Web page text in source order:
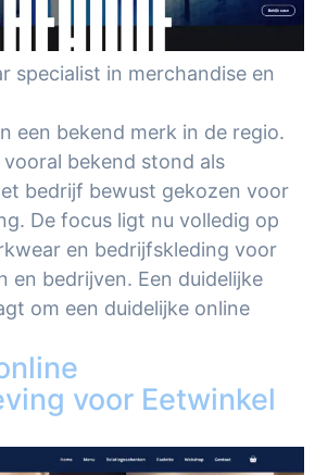
specialist in merchandise en
een bekend merk in de regio.
bekend stond als
bedrijf bewust gekozen voor
De focus ligt nu volledig op
en bedrijfskleding voor
en bedrijven. Een duidelijke
om een duidelijke online
voor Eetwinkel